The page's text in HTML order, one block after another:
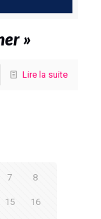
»
Lire la suite
7 8
15 16